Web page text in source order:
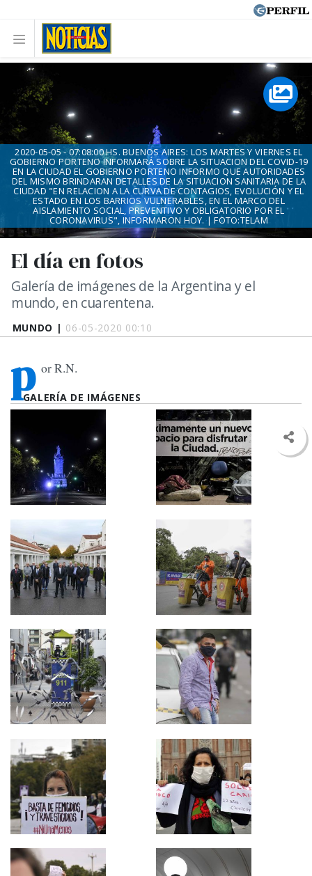
MUNDO | 06-05-2020 00:10
El día en fotos
Galería de imágenes de la Argentina y el
mundo, en cuarentena.
2020-05-05 - 07:08:00 HS. BUENOS AIRES: LOS MARTES Y VIERNES EL
GOBIERNO PORTENO INFORMARÁ SOBRE LA SITUACION DEL COVID-19
EN LA CIUDAD EL GOBIERNO PORTENO INFORMO QUE AUTORIDADES
DEL MISMO BRINDARAN DETALLES DE LA SITUACION SANITARIA DE LA
CIUDAD "EN RELACION A LA CURVA DE CONTAGIOS, EVOLUCIÓN Y EL
ESTADO EN LOS BARRIOS VULNERABLES, EN EL MARCO DEL
AISLAMIENTO SOCIAL, PREVENTIVO Y OBLIGATORIO POR EL
CORONAVIRUS", INFORMARON HOY. | FOTO:TELAM
p or R.N.
GALERÍA DE IMÁGENES